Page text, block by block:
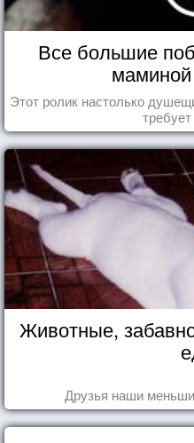
Все большие
Этот ролик настолько
Животные,
Друзья наши